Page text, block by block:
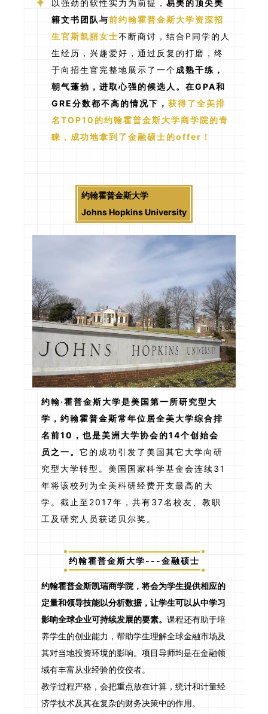
以强劲的软性实力为前提，易美的顶尖美
籍文书团队与前约翰霍普金斯大学资深招
生官斯凯丽女士不断商讨，结合P同学的人
生经历，兴趣爱好，通过反复的打磨，终
于向招生官完整地展示了一个成熟干练，
朝气蓬勃，进取心强的候选人。在GPA和
GRE分数都不高的情况下 ，获得了全美排
名TOP10的约翰霍普金斯大学商学院的青
睐，成功地拿到了金融硕士的offer！
约翰霍普金斯大学
Johns Hopkins University
约翰·霍普金斯大学是美国第一所研究型大
学，约翰霍普金斯常年位居全美大学综合排
名前10，也是美洲大学协会的14个创始会
员之一。 它的成功引发了美国其它大学向研
究型大学转型。美国国家科学基金会连续31
年将该校列为全美科研经费开支最高的大
学。截止至2017年，共有37名校友、教职
工及研究人员获诺贝尔奖。
约翰霍普金斯大学---金融硕士
约翰霍普金斯凯瑞商学院，将会为学生提供相应的
定量和领导技能以分析数据，让学生可以从中学习
影响全球企业可持续发展的要素。 课程还有助于培
养学生的创业能力，帮助学生理解全球金融市场及
其对当地投资环境的影响。项目导师均是在金融领
域有丰富从业经验的佼佼者。
教学过程严格，会把重点放在计算，统计和计量经
济学技术及其在复杂的财务决策中的作用。